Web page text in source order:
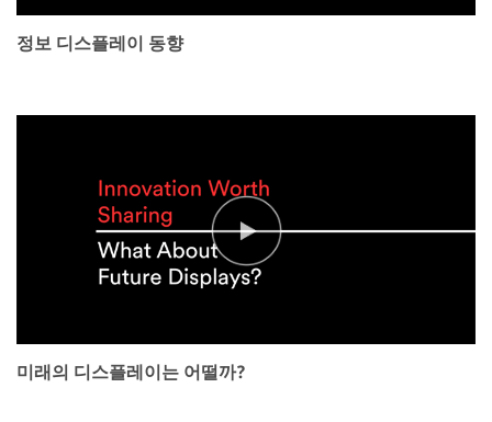
정보 디스플레이 동향
미래의 디스플레이는 어떨까?